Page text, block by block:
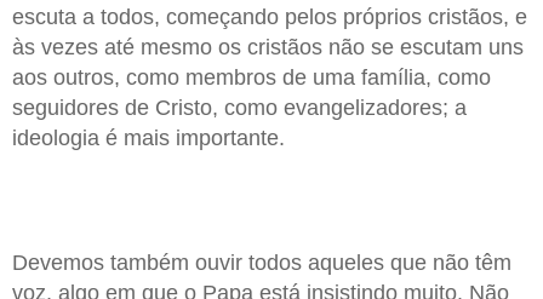
escuta a todos, começando pelos próprios cristãos, e
às vezes até mesmo os cristãos não se escutam uns
aos outros, como membros de uma família, como
seguidores de Cristo, como evangelizadores; a
ideologia é mais importante.
Devemos também ouvir todos aqueles que não têm
voz, algo em que o Papa está insistindo muito. Não